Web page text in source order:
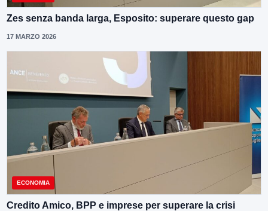
Zes senza banda larga, Esposito: superare questo gap
17 MARZO 2026
ECONOMIA
Credito Amico, BPP e imprese per superare la crisi